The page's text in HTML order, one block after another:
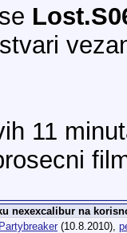
11
nexexcalibur na
Partybreaker(10.8.2010),